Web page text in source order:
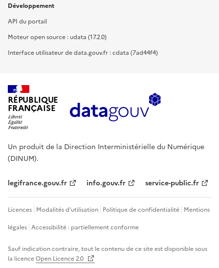
Développement
API du portail
Moteur open source : udata (17.2.0)
Interface utilisateur de data.gouv.fr : cdata (7ad44f4)
RÉPUBLIQUE
FRANÇAISE
Un produit de la Direction Interministérielle du Numérique
(DINUM).
legifrance.gouv.fr info.gouv.fr service-public.fr
Licences Modalités d'utilisation Politique de confidentialité Mentions
légales Accessibilité : partiellement conforme
Sauf indication contraire, tout le contenu de ce site est disponible sous
la licenceOpen Licence 2.0